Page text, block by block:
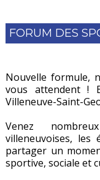
FORUM DES
Nouvelle formule,
vous attendent !
Villeneuve-Saint-
Venez
villeneuvoises, les
partager un
sportive, sociale et